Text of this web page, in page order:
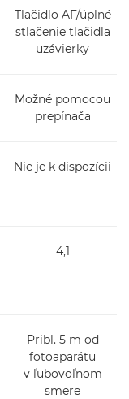
Tlačidlo AF/úplné
stlačenie tlačidla
uzávierky
Možné pomocou
prepínača
Nie je k dispozícii
4,1
Pribl. 5 m od
fotoaparátu
v ľubovoľnom
smere